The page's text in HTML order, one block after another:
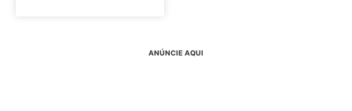
ANÚNCIE AQUI